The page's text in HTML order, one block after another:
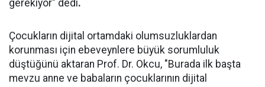
gerekiyor" dedi.
Çocukların dijital ortamdaki olumsuzluklardan
korunması için ebeveynlere büyük sorumluluk
düştüğünü aktaran Prof. Dr. Okcu, "Burada ilk başta
mevzu anne ve babaların çocuklarının dijital